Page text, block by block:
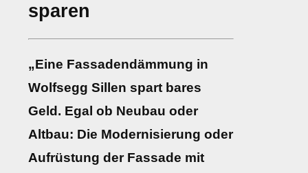
sparen
„Eine Fassadendämmung in
Wolfsegg Sillen spart bares
Geld. Egal ob Neubau oder
Altbau: Die Modernisierung oder
Aufrüstung der Fassade mit